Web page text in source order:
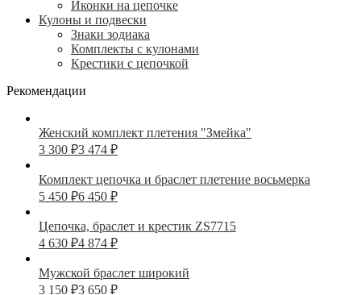
Иконки на цепочке
Кулоны и подвески
Знаки зодиака
Комплекты с кулонами
Крестики с цепочкой
Рекомендации
Женский комплект плетения "Змейка"
3 300 ₽3 474 ₽
Комплект цепочка и браслет плетение восьмерка
5 450 ₽6 450 ₽
Цепочка, браслет и крестик ZS7715
4 630 ₽4 874 ₽
Мужской браслет широкий
3 150 ₽3 650 ₽